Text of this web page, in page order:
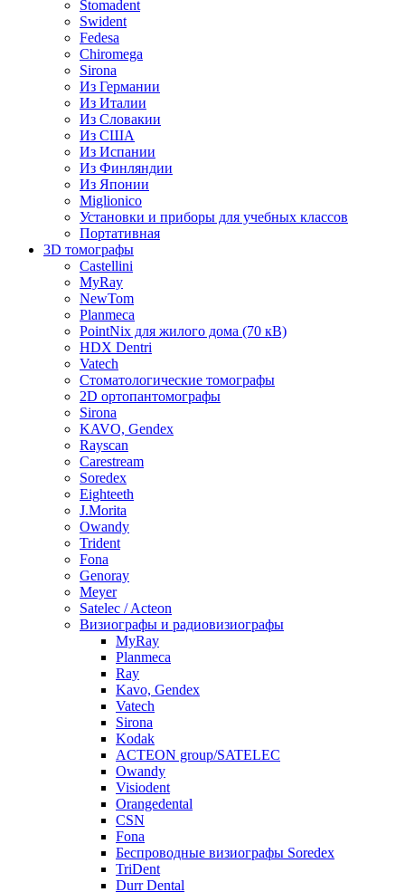
Stomadent
Swident
Fedesa
Chiromega
Sirona
Из Германии
Из Италии
Из Словакии
Из США
Из Испании
Из Финляндии
Из Японии
Miglionico
Установки и приборы для учебных классов
Портативная
3D томографы
Castellini
MyRay
NewTom
Planmeca
PointNix для жилого дома (70 кВ)
HDX Dentri
Vatech
Стоматологические томографы
2D ортопантомографы
Sirona
KAVO, Gendex
Rayscan
Carestream
Soredex
Eighteeth
J.Morita
Owandy
Trident
Fona
Genoray
Meyer
Satelec / Acteon
Визиографы и радиовизиографы
MyRay
Planmeca
Ray
Kavo, Gendex
Vatech
Sirona
Kodak
ACTEON group/SATELEC
Owandy
Visiodent
Orangedental
CSN
Fona
Беспроводные визиографы Soredex
TriDent
Durr Dental